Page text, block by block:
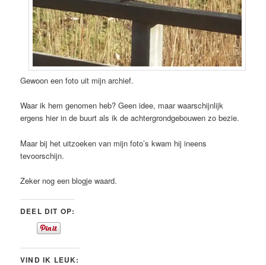
Gewoon een foto uit mijn archief.
Waar ik hem genomen heb? Geen idee, maar waarschijnlijk
ergens hier in de buurt als ik de achtergrondgebouwen zo bezie.
Maar bij het uitzoeken van mijn foto’s kwam hij ineens
tevoorschijn.
Zeker nog een blogje waard.
DEEL DIT OP:
VIND IK LEUK: